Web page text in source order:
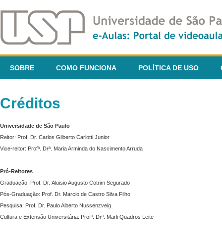
SOBRE COMO FUNCIONA POLÍTICA DE USO
Créditos
Universidade de São Paulo
Reitor: Prof. Dr. Carlos Gilberto Carlotti Junior
Vice-reitor: Profª. Drª. Maria Arminda do Nascimento Arruda
Pró-Reitores
Graduação: Prof. Dr. Aluisio Augusto Cotrim Segurado
Pós-Graduação: Prof. Dr. Marcio de Castro Silva Filho
Pesquisa: Prof. Dr. Paulo Alberto Nussenzveig
Cultura e Extensão Universitária: Profª. Drª. Marli Quadros Leite